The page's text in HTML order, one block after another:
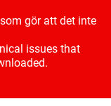
gör att det inte
issues that